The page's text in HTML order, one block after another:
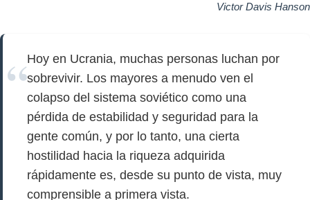
Victor Davis Hanson
Hoy en Ucrania, muchas personas luchan por
sobrevivir. Los mayores a menudo ven el
colapso del sistema soviético como una
pérdida de estabilidad y seguridad para la
gente común, y por lo tanto, una cierta
hostilidad hacia la riqueza adquirida
rápidamente es, desde su punto de vista, muy
comprensible a primera vista.